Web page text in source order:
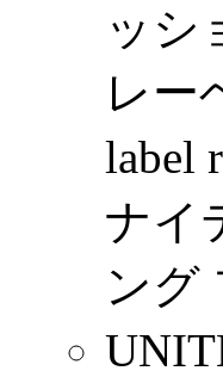
ッシ
レー
label
ナイ
ング